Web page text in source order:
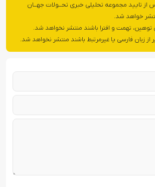
تایید مجموعه تحلیلی خبری تحــولات جهــان
خواهد شد.
تهمت و افترا باشند منتشر نخواهد شد.
از زبان فارسی یا غیرمرتبط باشند منتشر نخواهد شد.